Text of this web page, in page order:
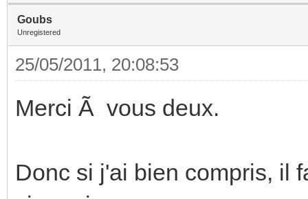
Goubs
Unregistered
25/05/2011, 20:08:53
Merci Ã vous deux.
Donc si j'ai bien compris, il